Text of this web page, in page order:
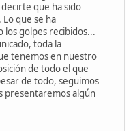
que ha sido
que se ha
los golpes recibidos...
toda la
tenemos en nuestro
de todo el que
de todo, seguimos
presentaremos algún